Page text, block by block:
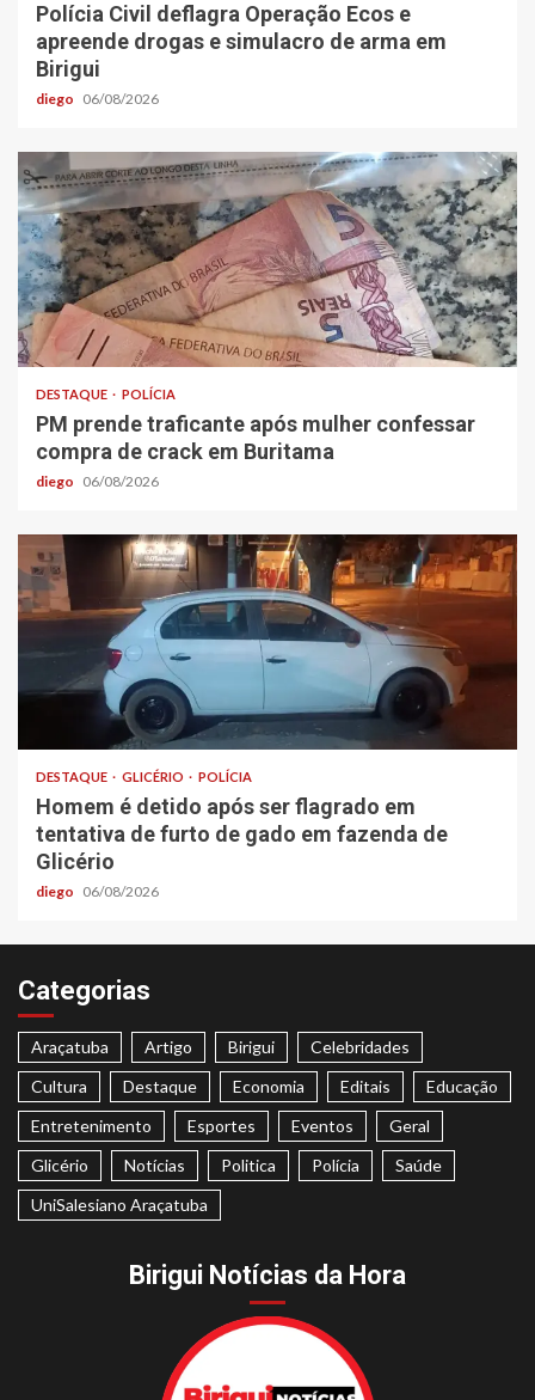
Polícia Civil deflagra Operação Ecos e
apreende drogas e simulacro de arma em
Birigui
diego 06/08/2026
DESTAQUE POLÍCIA
PM prende traficante após mulher confessar
compra de crack em Buritama
diego 06/08/2026
DESTAQUE GLICÉRIO POLÍCIA
Homem é detido após ser flagrado em
tentativa de furto de gado em fazenda de
Glicério
diego 06/08/2026
Categorias
Araçatuba Artigo Birigui
Celebridades
Cultura
Destaque Economia Editais
Educação
Entretenimento
Esportes Eventos
Geral
Glicério
Notícias Politica Polícia
Saúde
UniSalesiano Araçatuba
Birigui Notícias da Hora